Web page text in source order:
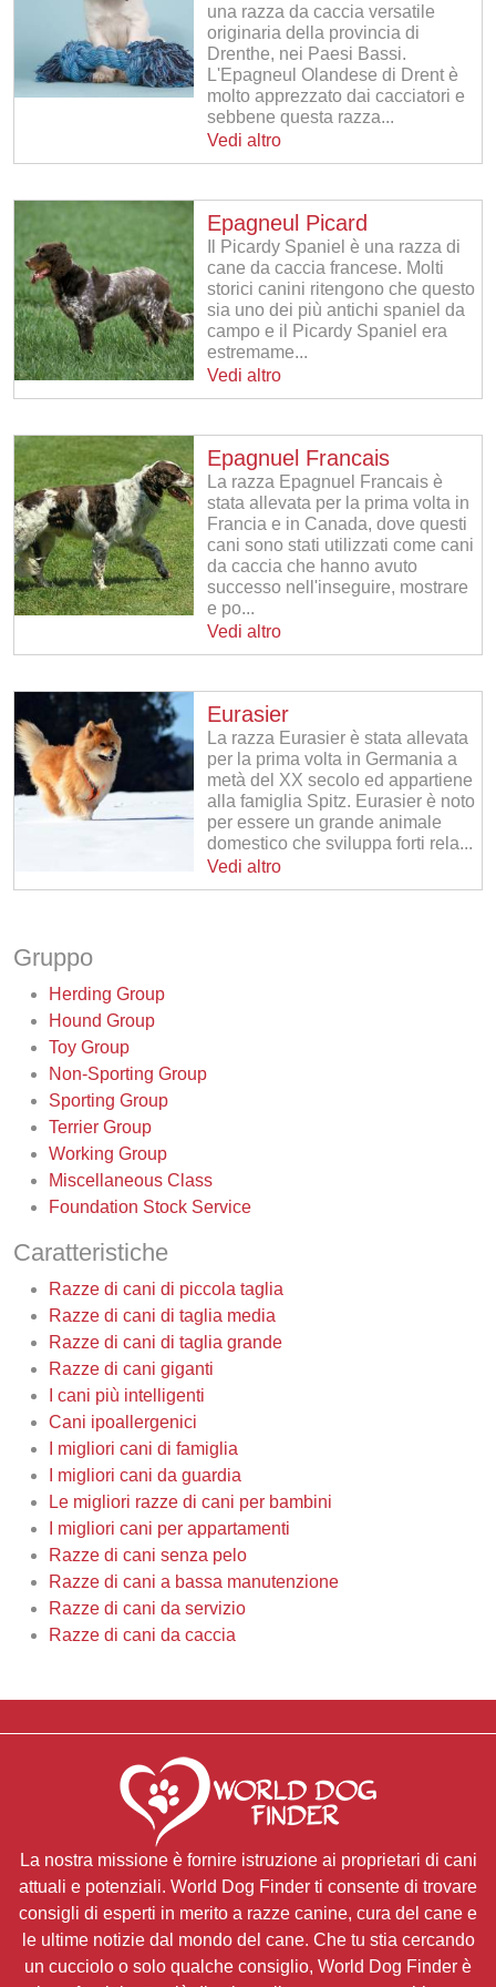
una razza da caccia versatile
originaria della provincia di
Drenthe, nei Paesi Bassi.
L'Epagneul Olandese di Drent è
molto apprezzato dai cacciatori e
sebbene questa razza...
Vedi altro
Epagneul Picard
Il Picardy Spaniel è una razza di
cane da caccia francese. Molti
storici canini ritengono che questo
sia uno dei più antichi spaniel da
campo e il Picardy Spaniel era
estremame...
Vedi altro
Epagnuel Francais
La razza Epagnuel Francais è
stata allevata per la prima volta in
Francia e in Canada, dove questi
cani sono stati utilizzati come cani
da caccia che hanno avuto
successo nell'inseguire, mostrare
e po...
Vedi altro
Eurasier
La razza Eurasier è stata allevata
per la prima volta in Germania a
metà del XX secolo ed appartiene
alla famiglia Spitz. Eurasier è noto
per essere un grande animale
domestico che sviluppa forti rela...
Vedi altro
Gruppo
Herding Group
Hound Group
Toy Group
Non-Sporting Group
Sporting Group
Terrier Group
Working Group
Miscellaneous Class
Foundation Stock Service
Caratteristiche
Razze di cani di piccola taglia
Razze di cani di taglia media
Razze di cani di taglia grande
Razze di cani giganti
I cani più intelligenti
Cani ipoallergenici
I migliori cani di famiglia
I migliori cani da guardia
Le migliori razze di cani per bambini
I migliori cani per appartamenti
Razze di cani senza pelo
Razze di cani a bassa manutenzione
Razze di cani da servizio
Razze di cani da caccia
La nostra missione è fornire istruzione ai proprietari di cani
attuali e potenziali. World Dog Finder ti consente di trovare
consigli di esperti in merito a razze canine, cura del cane e
le ultime notizie dal mondo del cane. Che tu stia cercando
un cucciolo o solo qualche consiglio, World Dog Finder è